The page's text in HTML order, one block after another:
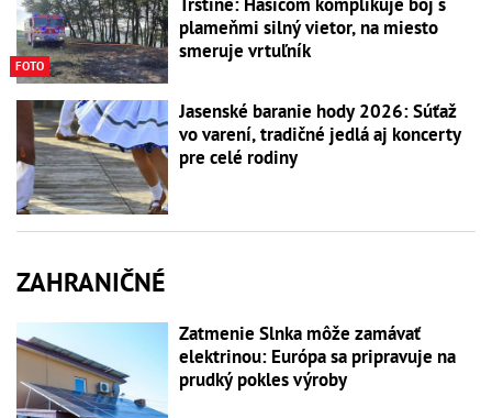
FOTO
plameňmi silný vietor, na miesto
smeruje vrtuľník
Jasenské baranie hody 2026: Súťaž
vo varení, tradičné jedlá aj koncerty
pre celé rodiny
ZAHRANIČNÉ
Zatmenie Slnka môže zamávať
elektrinou: Európa sa pripravuje na
prudký pokles výroby